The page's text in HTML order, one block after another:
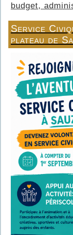
budget,
Service
plateau de